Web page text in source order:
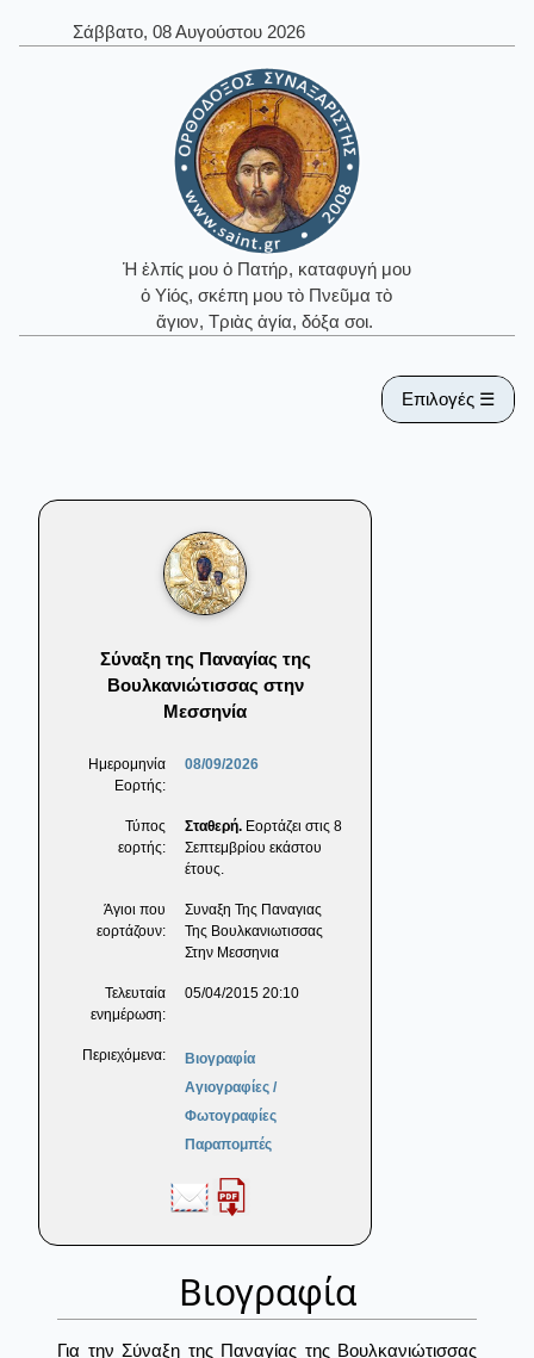
Σάββατο, 08 Αυγούστου 2026
Ἡ ἐλπίς μου ὁ Πατήρ, καταφυγή μου
ὁ Υἱός, σκέπη μου τὸ Πνεῦμα τὸ
ἅγιον, Τριὰς ἁγία, δόξα σοι.
Επιλογές ☰
Σύναξη της Παναγίας της
Βουλκανιώτισσας στην
Μεσσηνία
Ημερομηνία
Εορτής:
08/09/2026
Τύπος
εορτής:
Σταθερή. Εορτάζει στις 8
Σεπτεμβρίου εκάστου
έτους.
Άγιοι που
εορτάζουν:
Συναξη Της Παναγιας
Της Βουλκανιωτισσας
Στην Μεσσηνια
Τελευταία
ενημέρωση:
05/04/2015 20:10
Περιεχόμενα:
Βιογραφία
Αγιογραφίες /
Φωτογραφίες
Παραπομπές
Βιογραφία
Για την Σύναξη της Παναγίας της Βουλκανιώτισσας